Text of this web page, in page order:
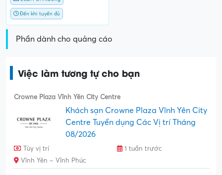
Đến khi tuyển đủ
Phần dành cho quảng cáo
Việc làm tương tự cho bạn
Crowne Plaza Vĩnh Yên City Centre
Khách sạn Crowne Plaza Vĩnh Yên City
Centre Tuyển dụng Các Vị trí Tháng
08/2026
Tùy vị trí
1 tuần trước
Vĩnh Yên – Vĩnh Phúc